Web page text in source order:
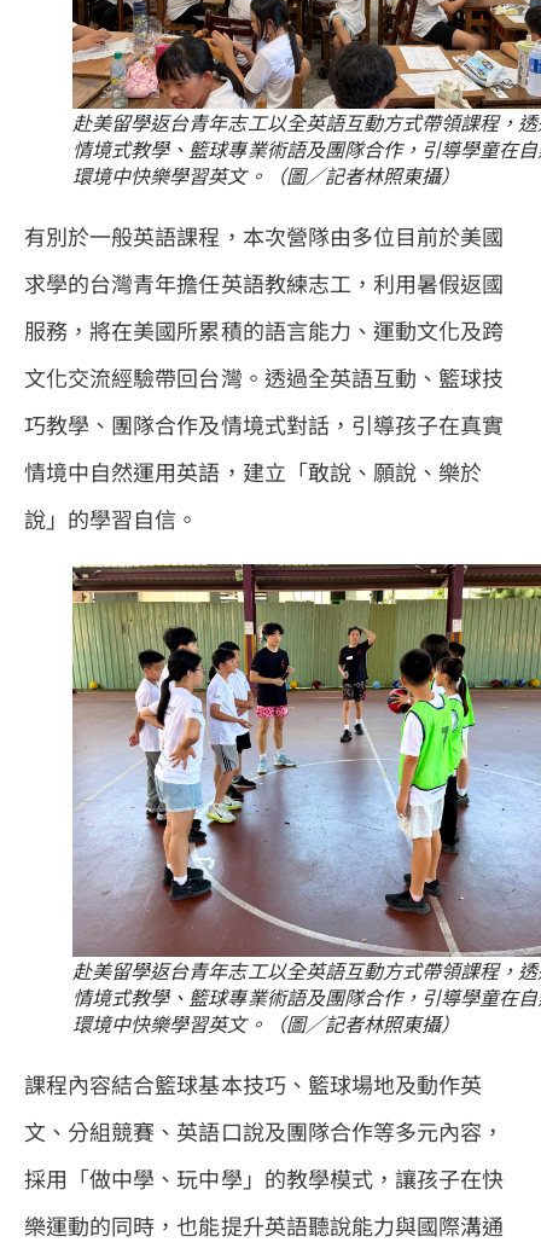
赴美留學返台青年志工以全英語互動方式帶領課程，
情境式教學、籃球專業術語及團隊合作，引導學童在
環境中快樂學習英文。（圖／記者林照東攝）
有別於一般英語課程，本次營隊由多位目前於美國
求學的台灣青年擔任英語教練志工，利用暑假返國
服務，將在美國所累積的語言能力、運動文化及跨
文化交流經驗帶回台灣。透過全英語互動、籃球技
巧教學、團隊合作及情境式對話，引導孩子在真實
情境中自然運用英語，建立「敢說、願說、樂於
說」的學習自信。
赴美留學返台青年志工以全英語互動方式帶領課程，
情境式教學、籃球專業術語及團隊合作，引導學童在
環境中快樂學習英文。（圖／記者林照東攝）
課程內容結合籃球基本技巧、籃球場地及動作英
文、分組競賽、英語口說及團隊合作等多元內容，
採用「做中學、玩中學」的教學模式，讓孩子在快
樂運動的同時，也能提升英語聽說能力與國際溝通